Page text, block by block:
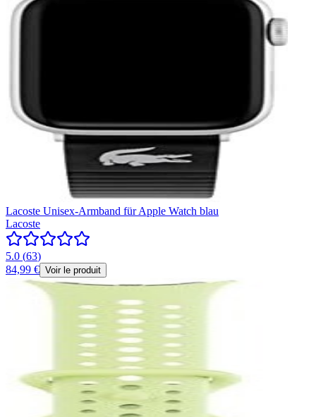
Lacoste Unisex-Armband für Apple Watch blau
Lacoste
5.0 (63)
84,99 € Voir le produit